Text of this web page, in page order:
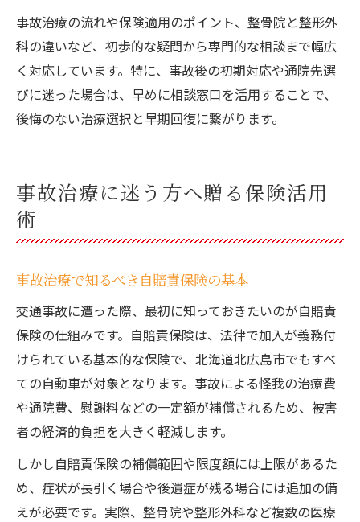
事故治療の流れや保険適用のポイント、整骨院と整形外
科の違いなど、初歩的な疑問から専門的な相談まで幅広
く対応しています。特に、事故後の初期対応や通院先選
びに迷った場合は、早めに相談窓口を活用することで、
後悔のない治療選択と早期回復に繋がります。
事故治療に迷う方へ贈る保険活用
術
事故治療で知るべき自賠責保険の基本
交通事故に遭った際、最初に知っておきたいのが自賠責
保険の仕組みです。自賠責保険は、法律で加入が義務付
けられている基本的な保険で、北海道北広島市でもすべ
ての自動車が対象となります。事故による怪我の治療費
や通院費、慰謝料などの一定額が補償されるため、被害
者の経済的負担を大きく軽減します。
しかし自賠責保険の補償範囲や限度額には上限があるた
め、症状が長引く場合や後遺症が残る場合には追加の備
えが必要です。実際、整骨院や整形外科など複数の医療